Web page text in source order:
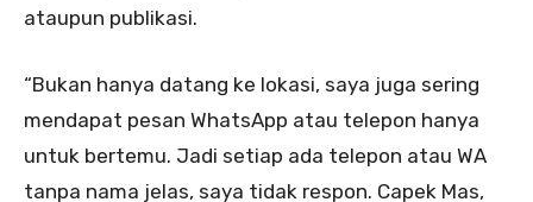
ataupun publikasi.
“Bukan hanya datang ke lokasi, saya juga sering
mendapat pesan WhatsApp atau telepon hanya
untuk bertemu. Jadi setiap ada telepon atau WA
tanpa nama jelas, saya tidak respon. Capek Mas,